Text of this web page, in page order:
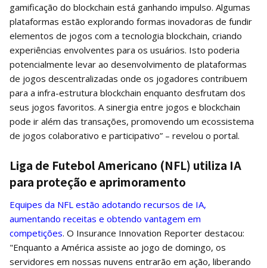
gamificação do blockchain está ganhando impulso. Algumas
plataformas estão explorando formas inovadoras de fundir
elementos de jogos com a tecnologia blockchain, criando
experiências envolventes para os usuários. Isto poderia
potencialmente levar ao desenvolvimento de plataformas
de jogos descentralizadas onde os jogadores contribuem
para a infra-estrutura blockchain enquanto desfrutam dos
seus jogos favoritos. A sinergia entre jogos e blockchain
pode ir além das transações, promovendo um ecossistema
de jogos colaborativo e participativo” – revelou o portal.
Liga de Futebol Americano (NFL) utiliza IA
para proteção e aprimoramento
Equipes da NFL estão adotando recursos de IA,
aumentando receitas e obtendo vantagem em
competições. O Insurance Innovation Reporter destacou:
"Enquanto a América assiste ao jogo de domingo, os
servidores em nossas nuvens entrarão em ação, liberando